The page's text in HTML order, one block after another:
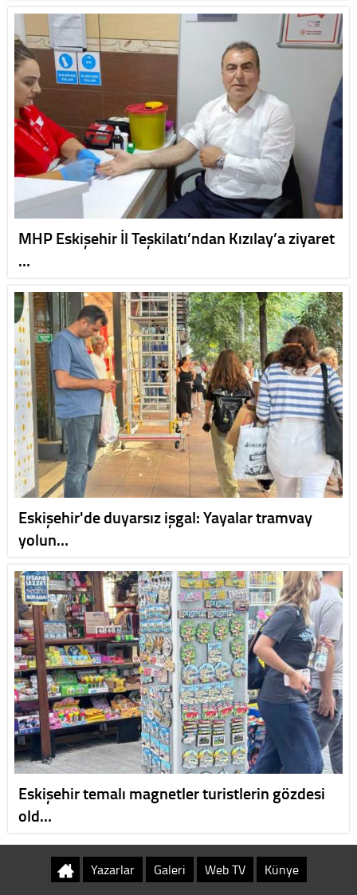
MHP Eskişehir İl Teşkilatı’ndan Kızılay’a ziyaret
…
Eskişehir'de duyarsız işgal: Yayalar tramvay
yolun…
Eskişehir temalı magnetler turistlerin gözdesi
old…
Yazarlar Galeri Web TV Künye